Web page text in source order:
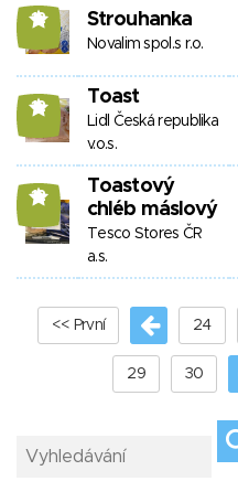
12 Strouhanka
Novalim spol.s r.o.
12 Toast
Lidl Česká republika
v.o.s.
12
Toastový
chléb máslový
Tesco Stores ČR
a.s.
<< První 24
29 30